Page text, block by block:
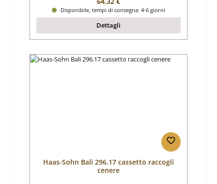
Disponibile, tempi di consegna: 4-6 giorni
Dettagli
Haas-Sohn Bali 296.17 cassetto raccogli
cenere